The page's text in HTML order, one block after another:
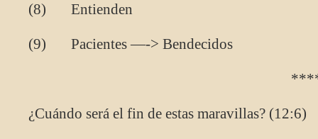
(8) Entienden
(9) Pacientes —-> Bendecidos
¿Cuándo será el fin de estas maravillas? (12:6)